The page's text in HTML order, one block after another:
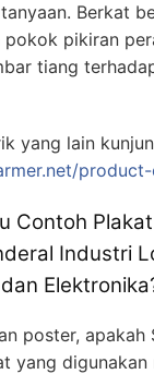
Berkat
pokok pikiran
tiang
yang lain
Contoh
Industri
poster, apakah
yang digunakan